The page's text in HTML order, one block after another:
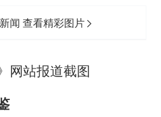
闻 查看精彩图片
网站报道截图